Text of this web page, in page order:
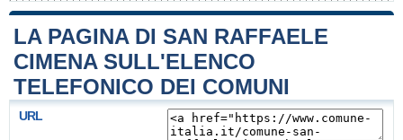
LA PAGINA DI SAN RAFFAELE
CIMENA SULL'ELENCO
TELEFONICO DEI COMUNI
URL